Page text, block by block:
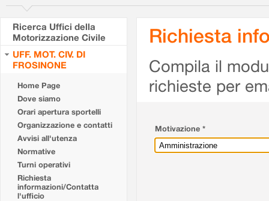
Ricerca Uffici della
Motorizzazione Civile
UFF. MOT. CIV. DI
FROSINONE
Home Page
Dove siamo
Orari apertura sportelli
Organizzazione e contatti
Avvisi all'utenza
Normative
Turni operativi
Richiesta
informazioni/Contatta
l'ufficio
Richiesta
Compila il
richieste per
Motivazione *